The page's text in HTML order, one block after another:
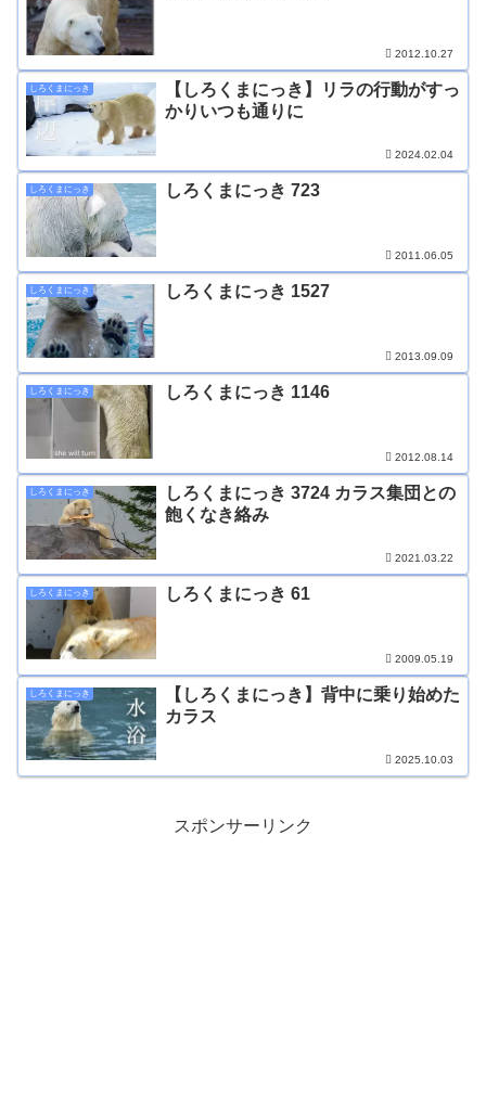
2012.10.27
しろくまにっき
【しろくまにっき】リラの行動がすっ
かりいつも通りに
2024.02.04
しろくまにっき しろくまにっき 723
2011.06.05
しろくまにっき しろくまにっき 1527
2013.09.09
しろくまにっき しろくまにっき 1146
2012.08.14
しろくまにっき
しろくまにっき 3724 カラス集団との
飽くなき絡み
2021.03.22
しろくまにっき しろくまにっき 61
2009.05.19
しろくまにっき
【しろくまにっき】背中に乗り始めた
カラス
2025.10.03
スポンサーリンク